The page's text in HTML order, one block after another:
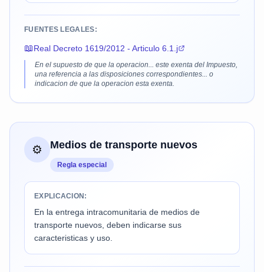
FUENTES LEGALES:
📖Real Decreto 1619/2012 - Articulo 6.1.j
En el supuesto de que la operacion... este exenta del Impuesto,
una referencia a las disposiciones correspondientes... o
indicacion de que la operacion esta exenta.
⚙️ Medios de transporte nuevos
Regla especial
EXPLICACION:
En la entrega intracomunitaria de medios de
transporte nuevos, deben indicarse sus
caracteristicas y uso.